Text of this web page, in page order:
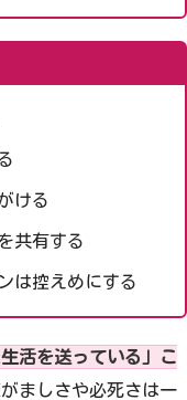
ける
共有する
は控えめにする
活を送っている」こ
ましさや必死さは一